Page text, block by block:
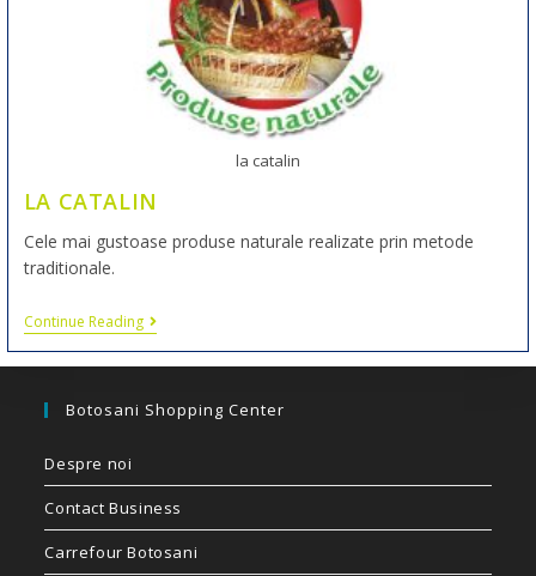
la catalin
LA CATALIN
Cele mai gustoase produse naturale realizate prin metode
traditionale.
Continue Reading
Botosani Shopping Center
Despre noi
Contact Business
Carrefour Botosani